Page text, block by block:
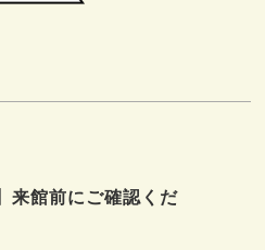
来館前にご確認くだ